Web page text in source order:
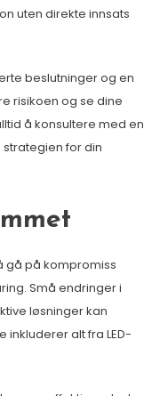
uten direkte innsats
beslutninger og en
risikoen og se dine
å konsultere med en
for din
gå på kompromiss
Små endringer i
løsninger kan
alt fra LED-